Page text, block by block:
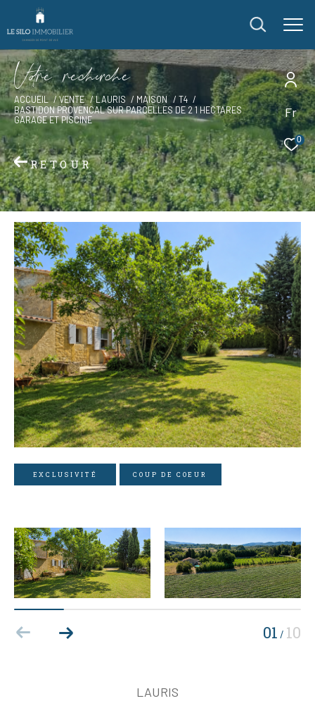
Fr
0
Vore recece
ACCUEIL VENTE LAURIS MAISON
T4
BASTIDON PROVENCAL SUR PARCELLES DE 2 1 HECTARES
GARAGE ET PISCINE
RETOUR
EXCLUSIVITÉ COUP DE COEUR
01 / 10
LAURIS